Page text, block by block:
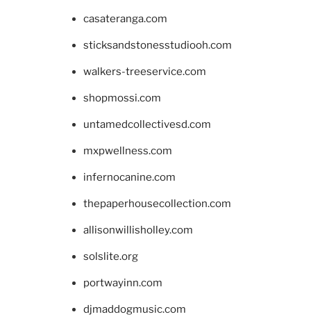
casateranga.com
sticksandstonesstudiooh.com
walkers-treeservice.com
shopmossi.com
untamedcollectivesd.com
mxpwellness.com
infernocanine.com
thepaperhousecollection.com
allisonwillisholley.com
solslite.org
portwayinn.com
djmaddogmusic.com